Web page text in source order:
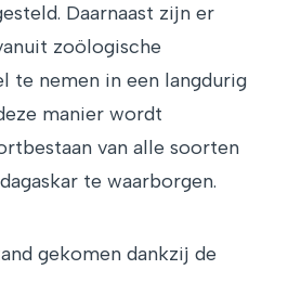
Daarnaast zijn er
zoölogische
te nemen in een langdurig
manier wordt
van alle soorten
te waarborgen.
gekomen dankzij de